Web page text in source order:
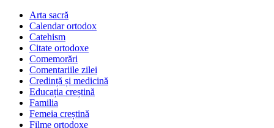
Arta sacră
Calendar ortodox
Catehism
Citate ortodoxe
Comemorări
Comentariile zilei
Credință și medicină
Educația creștină
Familia
Femeia creștină
Filme ortodoxe